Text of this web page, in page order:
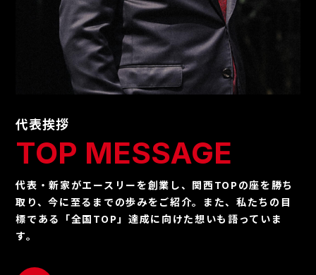
代表挨拶
TOP MESSAGE
代表・新家がエースリーを創業し、関西TOPの座を勝ち
取り、今に至るまでの歩みをご紹介。また、私たちの目
標である「全国TOP」達成に向けた想いも語っていま
す。